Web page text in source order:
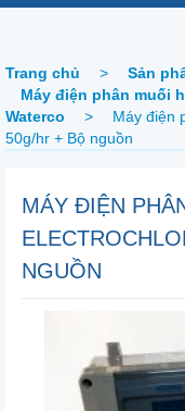
Trang chủ > Sản
Máy điện phân muối
Waterco
>
Máy điện
50g/hr + Bộ nguồn
MÁY ĐIỆN
NGUỒN